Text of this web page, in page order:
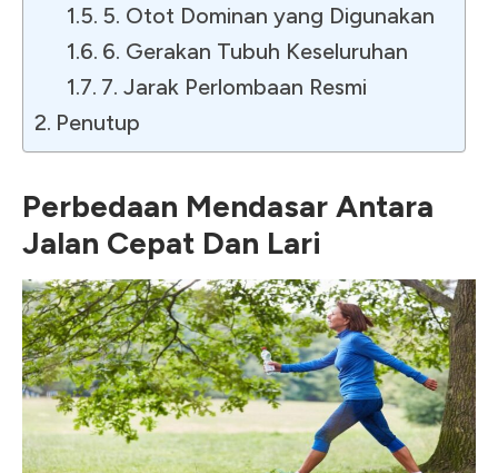
5. Otot Dominan yang Digunakan
6. Gerakan Tubuh Keseluruhan
7. Jarak Perlombaan Resmi
Penutup
Perbedaan Mendasar Antara
Jalan Cepat Dan Lari